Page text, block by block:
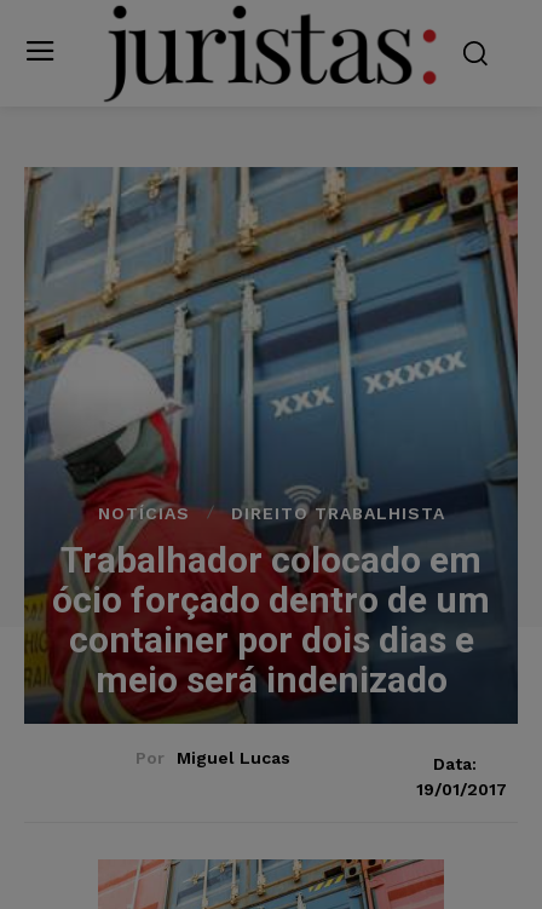
NOTÍCIAS DIREITO TRABALHISTA
Trabalhador colocado em
ócio forçado dentro de um
container por dois dias e
meio será indenizado
Por Miguel Lucas
Data:
19/01/2017